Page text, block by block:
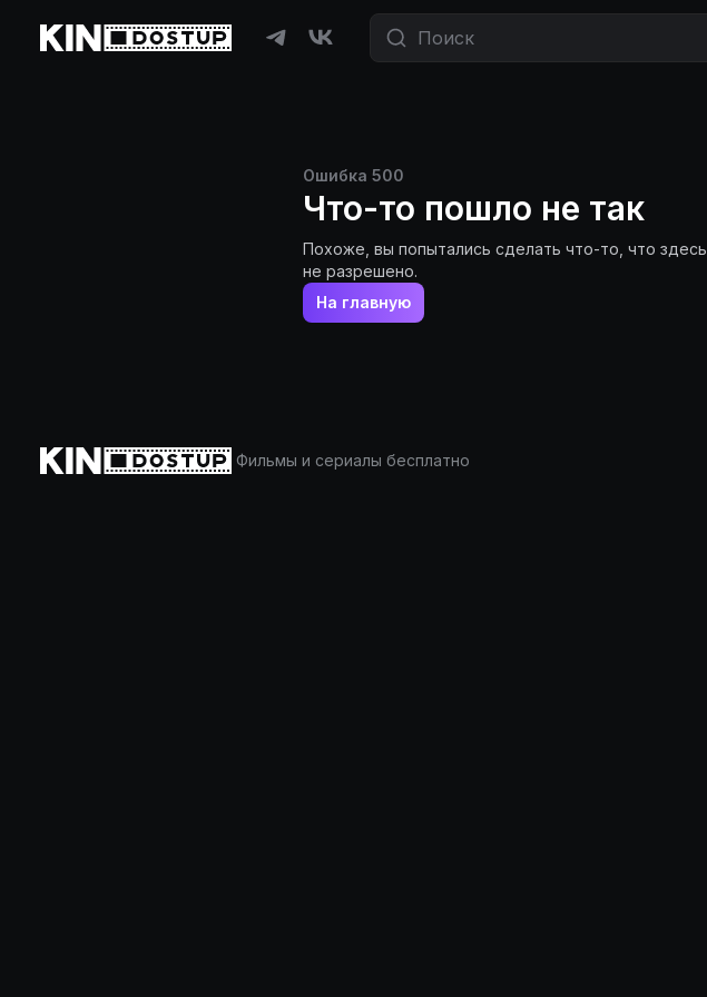
Ошибка 500
Что-то пошло не так
Похоже, вы попытались сделать что-то, что здесь
не разрешено.
На главную
Фильмы и сериалы бесплатно